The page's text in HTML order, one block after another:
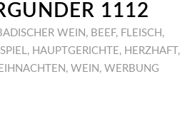
1112
WEIN , BEEF, FLEISCH ,
, HAUPTGERICHTE , HERZHAFT ,
, WEIN , WERBUNG